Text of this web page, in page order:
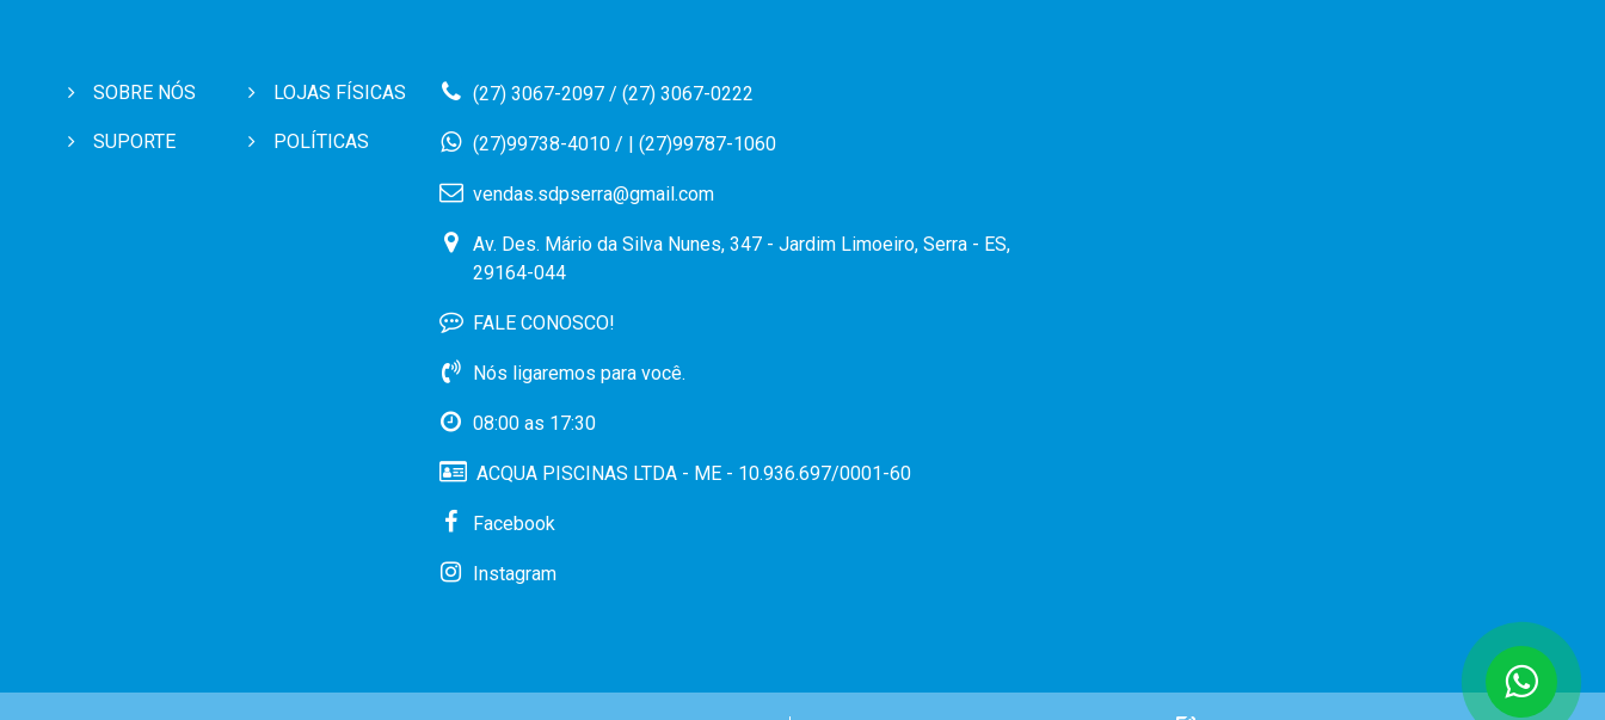
SOBRE NÓS LOJAS FÍSICAS
SUPORTE POLÍTICAS
(27) 3067-2097 / (27) 3067-0222
(27)99738-4010 / | (27)99787-1060
vendas.sdpserra@gmail.com
Av. Des. Mário da Silva Nunes, 347 - Jardim Limoeiro, Serra - ES,
29164-044
FALE CONOSCO!
Nós ligaremos para você.
08:00 as 17:30
ACQUA PISCINAS LTDA - ME - 10.936.697/0001-60
Facebook
Instagram